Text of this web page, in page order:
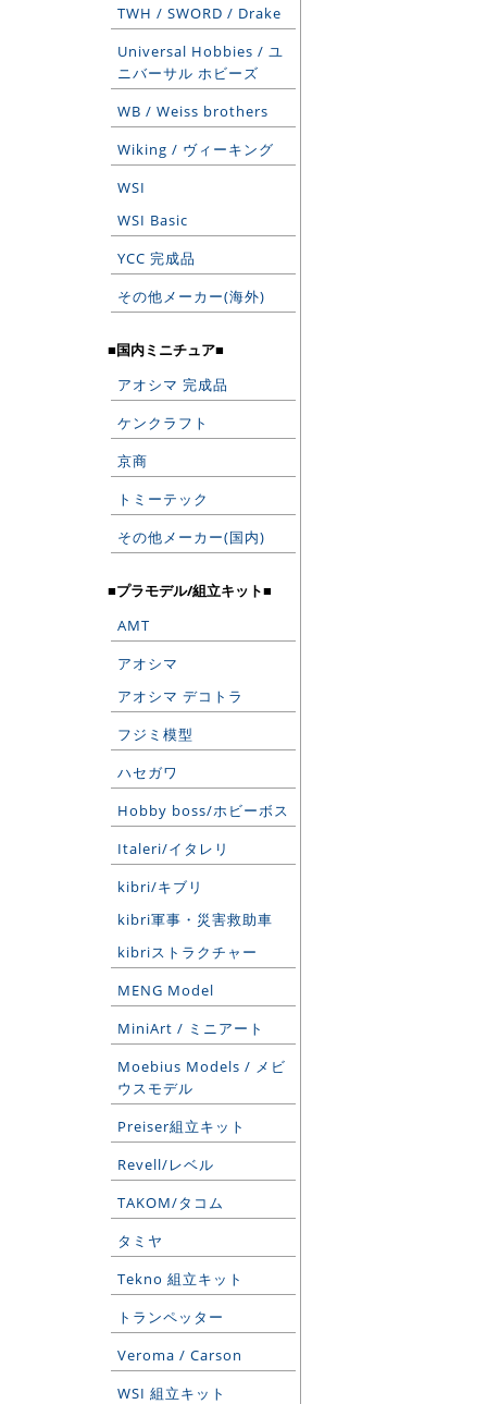
TWH / SWORD / Drake
Universal Hobbies / ユ
ニバーサル ホビーズ
WB / Weiss brothers
Wiking / ヴィーキング
WSI
WSI Basic
YCC 完成品
その他メーカー(海外)
■国内ミニチュア■
アオシマ 完成品
ケンクラフト
京商
トミーテック
その他メーカー(国内)
■プラモデル/組立キット■
AMT
アオシマ
アオシマ デコトラ
フジミ模型
ハセガワ
Hobby boss/ホビーボス
Italeri/イタレリ
kibri/キブリ
kibri軍事・災害救助車
kibriストラクチャー
MENG Model
MiniArt / ミニアート
Moebius Models / メビ
ウスモデル
Preiser組立キット
Revell/レベル
TAKOM/タコム
タミヤ
Tekno 組立キット
トランペッター
Veroma / Carson
WSI 組立キット